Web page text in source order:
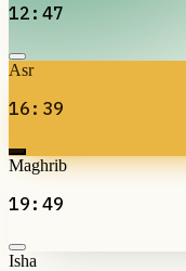
12:47
Asr
16:39
Maghrib
19:49
Isha